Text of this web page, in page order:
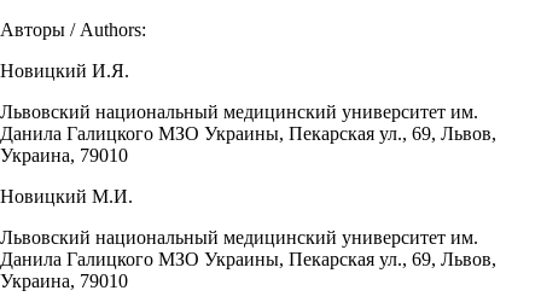
Авторы / Authors:
Новицкий И.Я.
Львовский национальный медицинский университет им.
Данила Галицкого МЗО Украины, Пекарская ул., 69, Львов,
Украина, 79010
Новицкий М.И.
Львовский национальный медицинский университет им.
Данила Галицкого МЗО Украины, Пекарская ул., 69, Львов,
Украина, 79010